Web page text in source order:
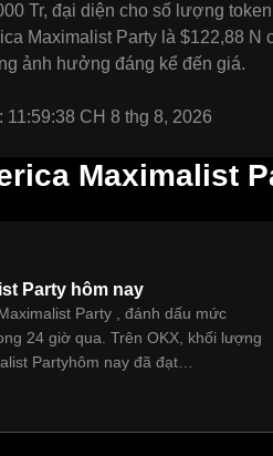
Tr, đại diện cho số lượng
Maximalist Party là $122,88
ảnh hưởng đáng kể đến giá.
11:59:38 CH 8 thg 8, 2026
Maximalist
Party hôm nay
Party , đánh dấu mức
24 giờ qua. Trên OKX, khối lượng
Partyhôm nay đã đạt
$3,82 Tr.